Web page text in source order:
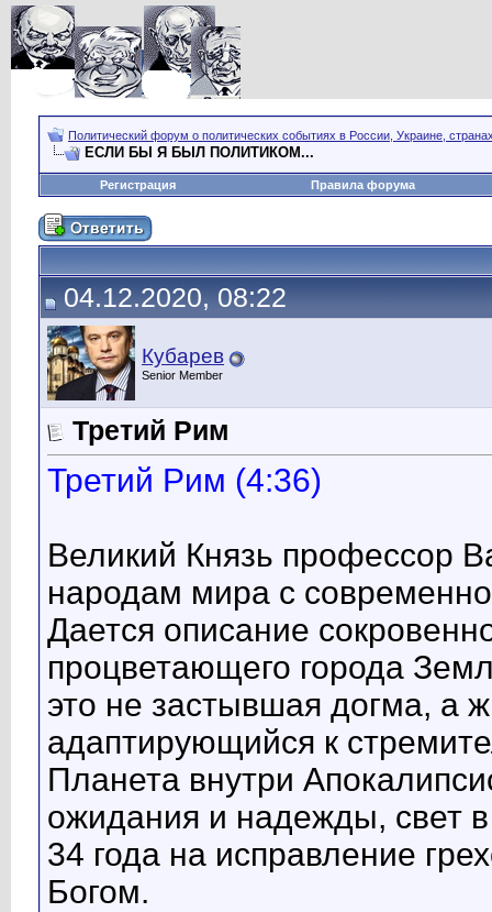
Политический форум о политических событиях в России, Украине,
ЕСЛИ БЫ Я БЫЛ ПОЛИТИКОМ...
Регистрация Правила форума
04.12.2020, 08:22
Кубарев
Senior Member
Третий Рим
Третий Рим (4:36)
Великий Князь профессор
народам мира с
Дается описание
процветающего города
это не застывшая догма, а
адаптирующийся к
Планета внутри
ожидания и надежды, свет
34 года на исправление
Богом.